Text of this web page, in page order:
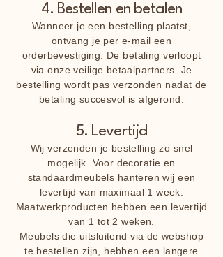
4. Bestellen en betalen
Wanneer je een bestelling plaatst,
ontvang je per e-mail een
orderbevestiging. De betaling verloopt
via onze veilige betaalpartners. Je
bestelling wordt pas verzonden nadat de
betaling succesvol is afgerond.
5. Levertijd
Wij verzenden je bestelling zo snel
mogelijk. Voor decoratie en
standaardmeubels hanteren wij een
levertijd van maximaal 1 week.
Maatwerkproducten hebben een levertijd
van 1 tot 2 weken.
Meubels die uitsluitend via de webshop
te bestellen zijn, hebben een langere